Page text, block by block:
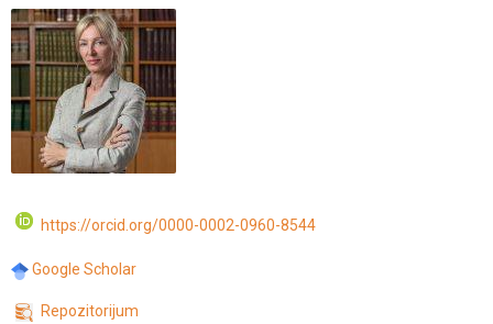
https://orcid.org/0000-0002-0960-8544
Google Scholar
Repozitorijum